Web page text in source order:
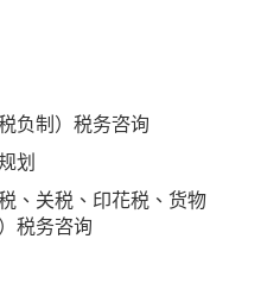
负制）税务咨询
划
、关税、印花税、货物
税务咨询